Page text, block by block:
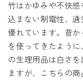
竹はかゆみや不快
込まない制電性、
優れています。昔
を使ってきたよう
の生理用品は白さ
ますが、こちらの